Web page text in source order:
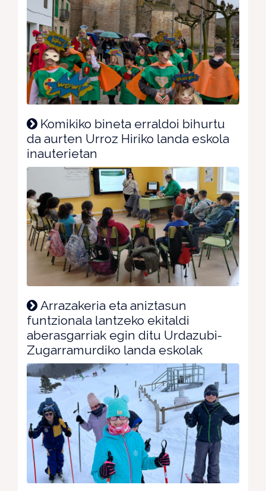
Komikiko bineta erraldoi bihurtu
da aurten Urroz Hiriko landa eskola
inauterietan
Arrazakeria eta aniztasun
funtzionala lantzeko ekitaldi
aberasgarriak egin ditu Urdazubi-
Zugarramurdiko landa eskolak